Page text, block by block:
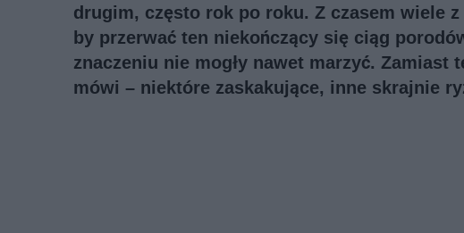
drugim, często rok po roku. Z czasem wiele
by przerwać ten niekończący się ciąg
znaczeniu nie mogły nawet marzyć.
mówi – niektóre zaskakujące, inne skrajnie